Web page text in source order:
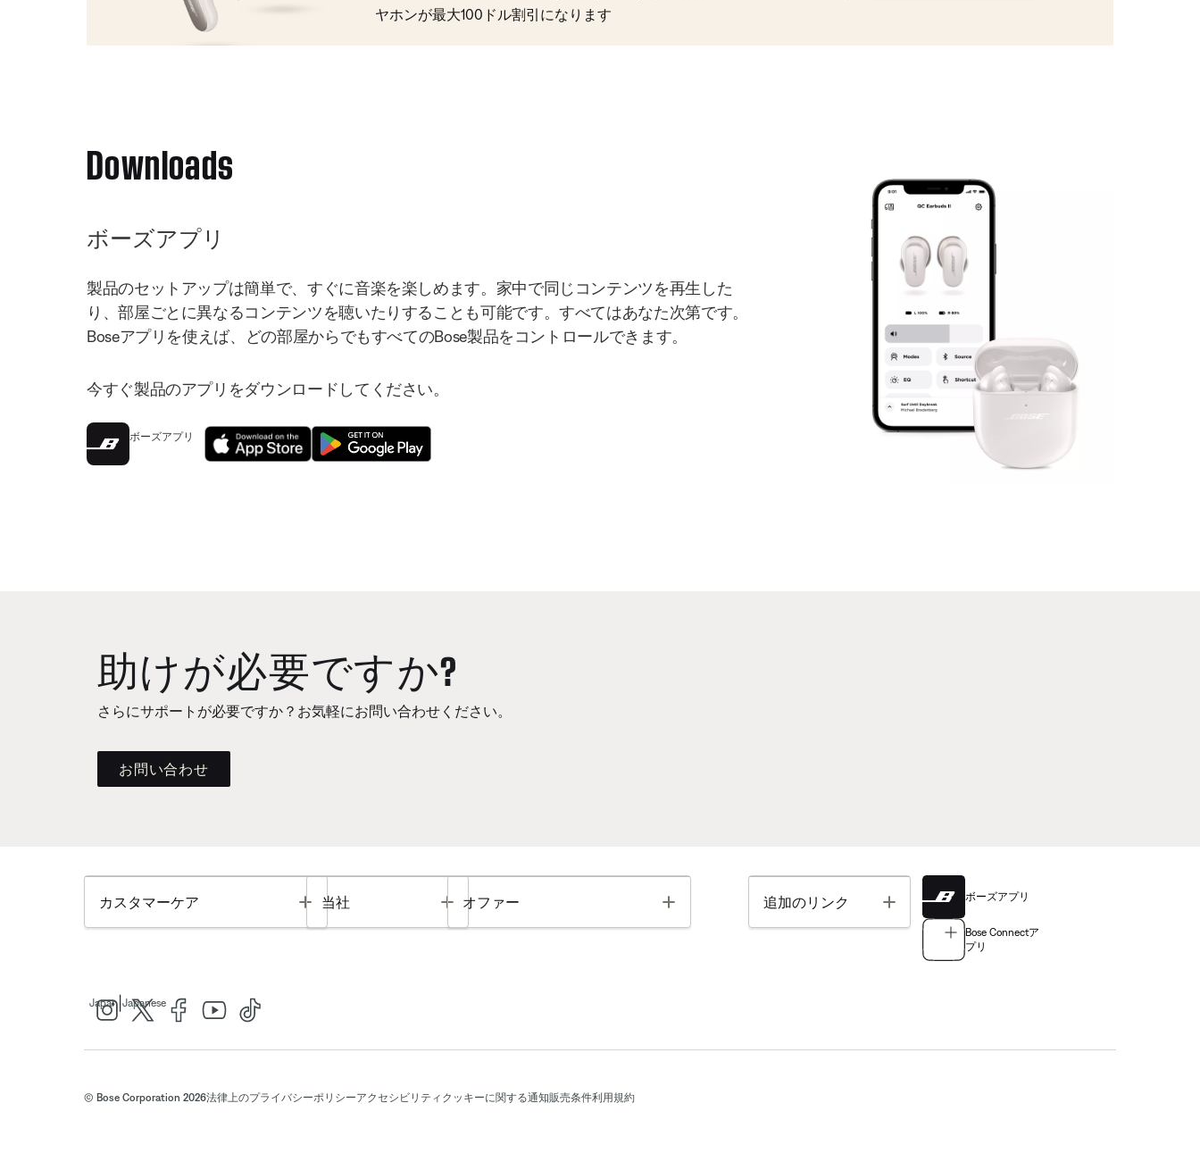
ヤホンが最大100ドル割引になります
Downloads
ボーズアプリ
製品のセットアップは簡単で、すぐに音楽を楽しめます。家中で同じコンテンツを再生した
り、部屋ごとに異なるコンテンツを聴いたりすることも可能です。すべてはあなた次第です。
Boseアプリを使えば、どの部屋からでもすべてのBose製品をコントロールできます。
今すぐ製品のアプリをダウンロードしてください。
ボーズアプリ
助けが必要ですか?
さらにサポートが必要ですか？お気軽にお問い合わせください。
お問い合わせ
カスタマーケア Toggle
当社 Toggle
オファー Toggle 追加のリンク Toggle ボーズアプリ
Bose Connectア
プリ
Japan Japanese
© Bose Corporation 2026法律上のプライバシーポリシーアクセシビリティ クッキーに関する通知販売条件利用規約